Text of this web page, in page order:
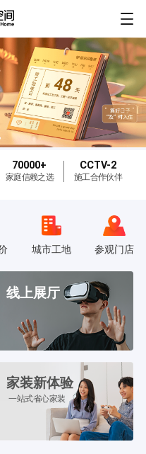
70000+
家庭信赖之选
CCTV-2
施工合作伙伴
城市工地 参观门店
线上展厅
家装新体验
一站式省心家装